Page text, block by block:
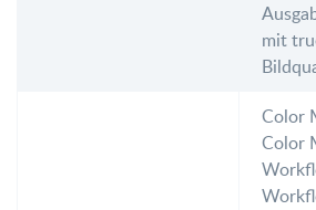
mit
Color
Color